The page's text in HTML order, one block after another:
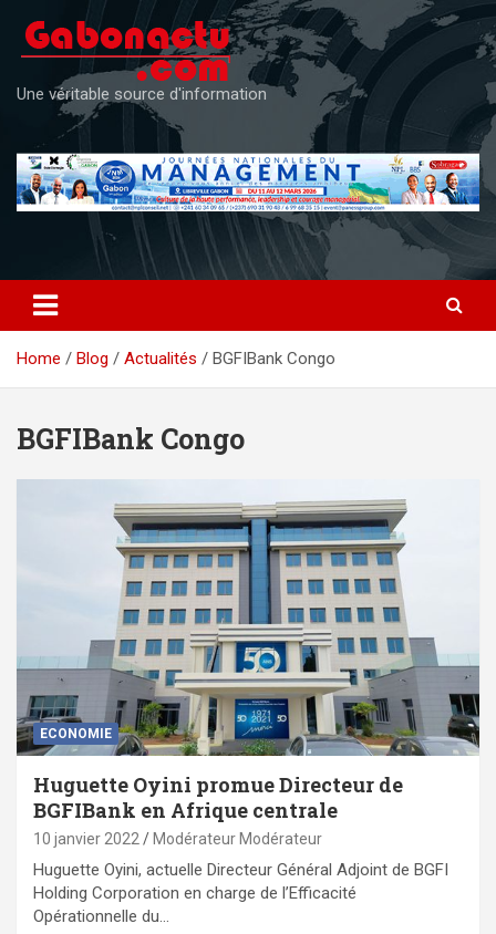
content
Une véritable source d'information
Home Blog Actualités BGFIBank Congo
BGFIBank Congo
ECONOMIE
Huguette Oyini promue Directeur de
BGFIBank en Afrique centrale
10 janvier 2022 Modérateur Modérateur
Huguette Oyini, actuelle Directeur Général Adjoint de BGFI
Holding Corporation en charge de l’Efficacité
Opérationnelle du…